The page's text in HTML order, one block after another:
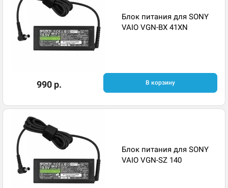
Блок питания для SONY
VAIO VGN-BX 41XN
990 р. В корзину
Блок питания для SONY
VAIO VGN-SZ 140